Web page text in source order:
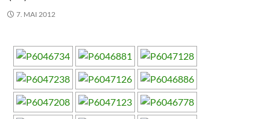
7. MAI 2012